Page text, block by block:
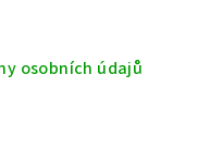
osobních údajů